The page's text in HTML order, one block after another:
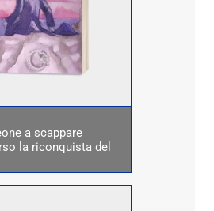
a scappare
la riconquista del